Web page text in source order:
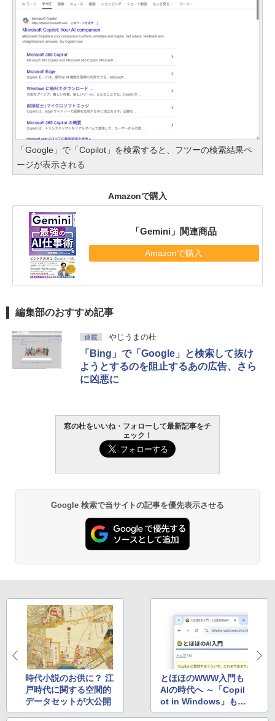
「Google」で「Copilot」を検索すると、フツーの検索結果ペ
ージが表示される
Amazonで購入
「Gemini」関連商品
Amazonで購入
編集部のおすすめ記事
連載 やじうまの杜
「Bing」で「Google」と検索して抜け
ようとするのを阻止するあの広告、さら
に凶悪に
窓の杜をいいね・フォローして最新記事をチ
ェック！
Google 検索で当サイトの記事を優先表示させる
時代小説のお供に？ 江
戸時代に関する空間的
データセットが大公開
とほほのWWW入門も
AIの時代へ ～「Copil
ot in Windows」もカ
バー